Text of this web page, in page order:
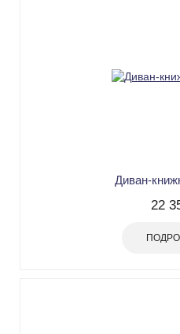
Диван-
22